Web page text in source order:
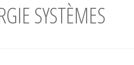
SYSTÈMES